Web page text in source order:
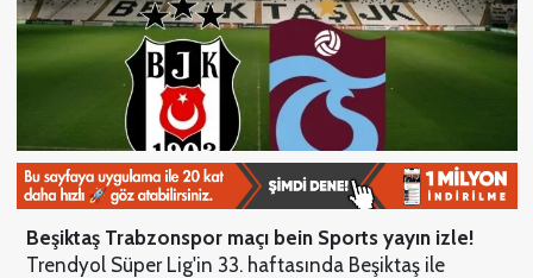
Beşiktaş Trabzonspor maçı bein Sports yayın izle!
Trendyol Süper Lig'in 33. haftasında Beşiktaş ile